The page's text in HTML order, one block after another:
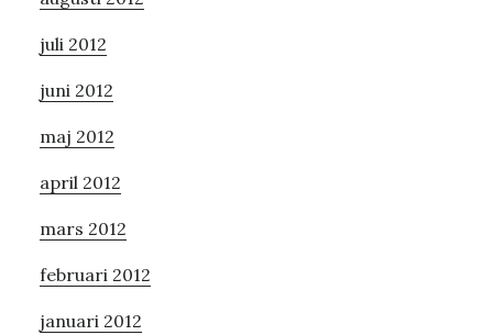
juli 2012
juni 2012
maj 2012
april 2012
mars 2012
februari 2012
januari 2012